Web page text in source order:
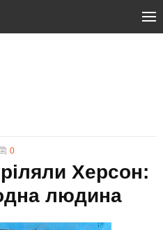
0
Херсон:
людина